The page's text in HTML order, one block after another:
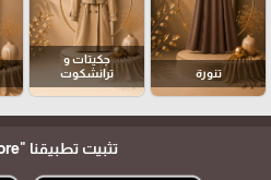
تنورة
جكيتات و
ترانشكوت
تثبيت تطبيقنا "Nazli Store"